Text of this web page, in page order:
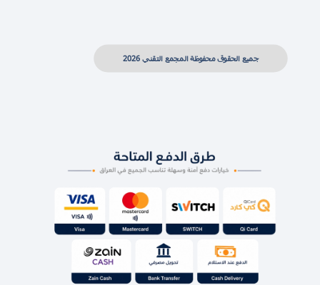
جميع الحقوق محفوظة المجمع التقني 2026